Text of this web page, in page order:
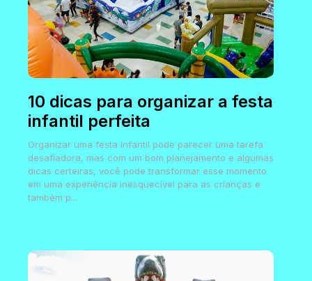
10 dicas para organizar a festa
infantil perfeita
Organizar uma festa infantil pode parecer uma tarefa
desafiadora, mas com um bom planejamento e algumas
dicas certeiras, você pode transformar esse momento
em uma experiência inesquecível para as crianças e
também p...